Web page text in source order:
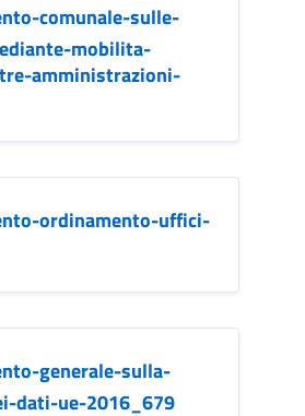
comunale-sulle-
mobilita-
amministrazioni-
ordinamento-uffici-
generale-sulla-
dati-ue-2016_679